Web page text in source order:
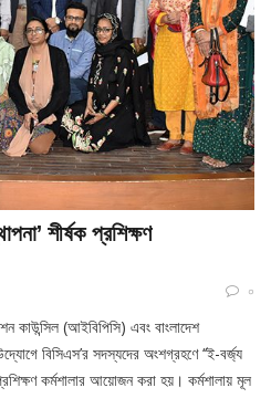
কাউন্সিল (আইবিপিসি) এবং বাংলাদেশ
বিসিএস’র সদস্যদের অংশগ্রহণে ‘‘ই-বর্জ্য